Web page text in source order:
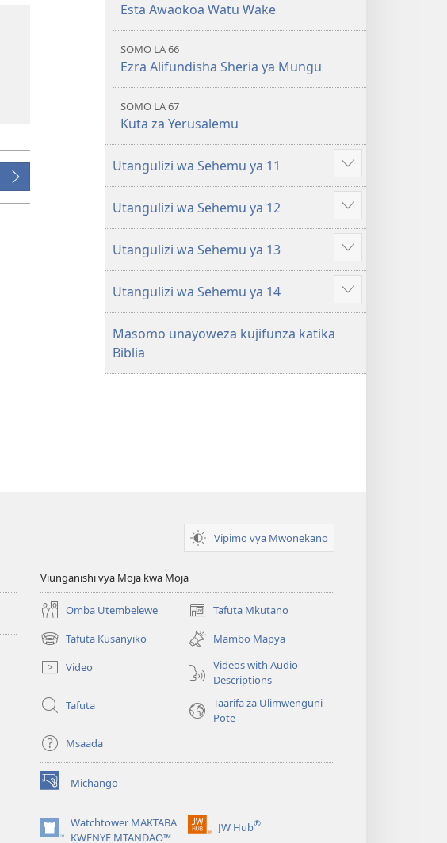
Esta Awaokoa Watu Wake
SOMO LA 66
Ezra Alifundisha Sheria ya Mungu
SOMO LA 67
Kuta za Yerusalemu
Utangulizi wa Sehemu ya 11
Onyesha
zaidi
Utangulizi wa Sehemu ya 12
Onyesha
zaidi
Utangulizi wa Sehemu ya 13
Onyesha
zaidi
Utangulizi wa Sehemu ya 14
Onyesha
zaidi
Masomo unayoweza kujifunza katika
Biblia
Vipimo vya Mwonekano
Viunganishi vya Moja kwa Moja
Omba Utembelewe Tafuta Mkutano
(opens
new
window)
Tafuta Kusanyiko
(opens
new
window)
Mambo Mapya
Video
Videos with Audio
Descriptions
Tafuta
Taarifa za Ulimwenguni
Pote
Msaada
Michango
(opens
new
window)Watchtower MAKTABA
KWENYE MTANDAO™
(opens
JW Hub®
(opens